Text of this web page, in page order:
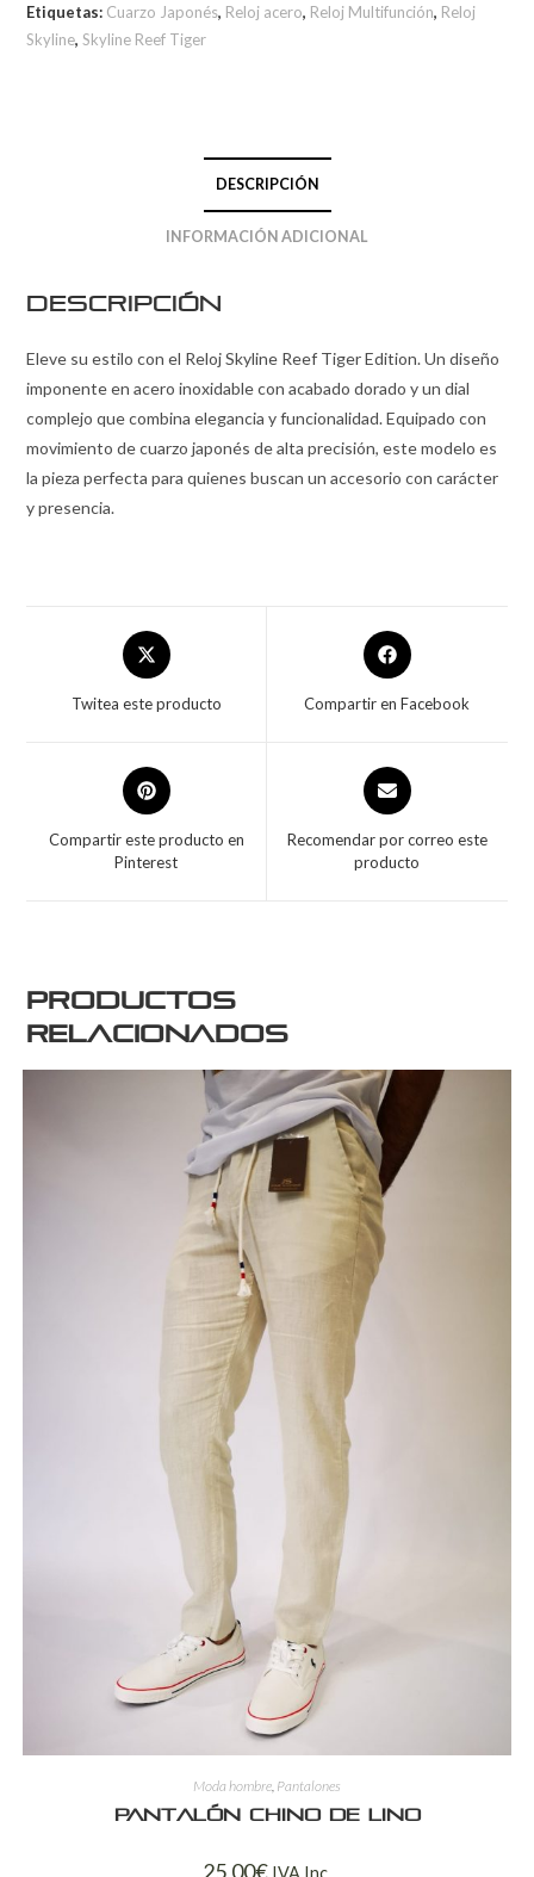
Etiquetas: Cuarzo Japonés, Reloj acero, Reloj Multifunción, Reloj
Skyline,Skyline Reef Tiger
DESCRIPCIÓN
INFORMACIÓN ADICIONAL
Descripción
Eleve su estilo con el Reloj Skyline Reef Tiger Edition. Un diseño
imponente en acero inoxidable con acabado dorado y un dial
complejo que combina elegancia y funcionalidad. Equipado con
movimiento de cuarzo japonés de alta precisión, este modelo es
la pieza perfecta para quienes buscan un accesorio con carácter
y presencia.
Twitea este producto Compartir en Facebook
Compartir este producto en
Pinterest
Recomendar por correo este
producto
Productos
relacionados
Moda hombre Pantalones
Pantalón chino de lino
25,00€ IVA Inc.